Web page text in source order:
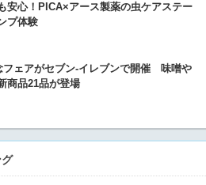
安心！PICA×アース製薬の虫ケアステー
プ体験
フェアがセブン-イレブンで開催 味噌や
商品21品が登場